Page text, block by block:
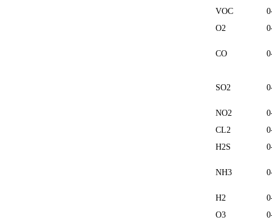
VOC
O2
CO
SO2
NO2
CL2
H2S
NH3
H2
O3